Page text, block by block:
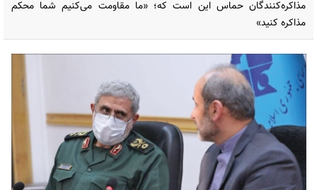
مذاکره‌کنندگان حماس این است که؛ «ما مقاومت می‌کنیم شما محکم
مذاکره کنید»